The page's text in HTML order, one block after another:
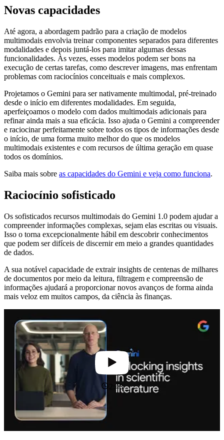
Novas capacidades
Até agora, a abordagem padrão para a criação de modelos
multimodais envolvia treinar componentes separados para diferentes
modalidades e depois juntá-los para imitar algumas dessas
funcionalidades. Às vezes, esses modelos podem ser bons na
execução de certas tarefas, como descrever imagens, mas enfrentam
problemas com raciocínios conceituais e mais complexos.
Projetamos o Gemini para ser nativamente multimodal, pré-treinado
desde o início em diferentes modalidades. Em seguida,
aperfeiçoamos o modelo com dados multimodais adicionais para
refinar ainda mais a sua eficácia. Isso ajuda o Gemini a compreender
e raciocinar perfeitamente sobre todos os tipos de informações desde
o início, de uma forma muito melhor do que os modelos
multimodais existentes e com recursos de última geração em quase
todos os domínios.
Saiba mais sobre as capacidades do Gemini e veja como funciona.
Raciocínio sofisticado
Os sofisticados recursos multimodais do Gemini 1.0 podem ajudar a
compreender informações complexas, sejam elas escritas ou visuais.
Isso o torna excepcionalmente hábil em descobrir conhecimentos
que podem ser difíceis de discernir em meio a grandes quantidades
de dados.
A sua notável capacidade de extrair insights de centenas de milhares
de documentos por meio da leitura, filtragem e compreensão de
informações ajudará a proporcionar novos avanços de forma ainda
mais veloz em muitos campos, da ciência às finanças.
2:43